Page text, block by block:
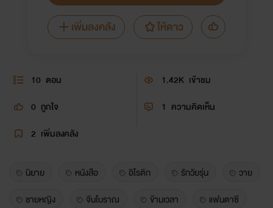
เพิ่มลงคลัง
ให้ดาว
10 ตอน 1.42K เข้าชม
0 ถูกใจ 1 ความคิดเห็น
2 เพิ่มลงคลัง
นิยาย หนังสือ อิโรติก รักวัยรุ่น
วาย
ชายหญิง
จีนโบราณ ข้ามเวลา
แฟนตาซี